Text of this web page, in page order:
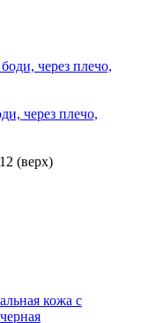
через плечо,
12 (верх)